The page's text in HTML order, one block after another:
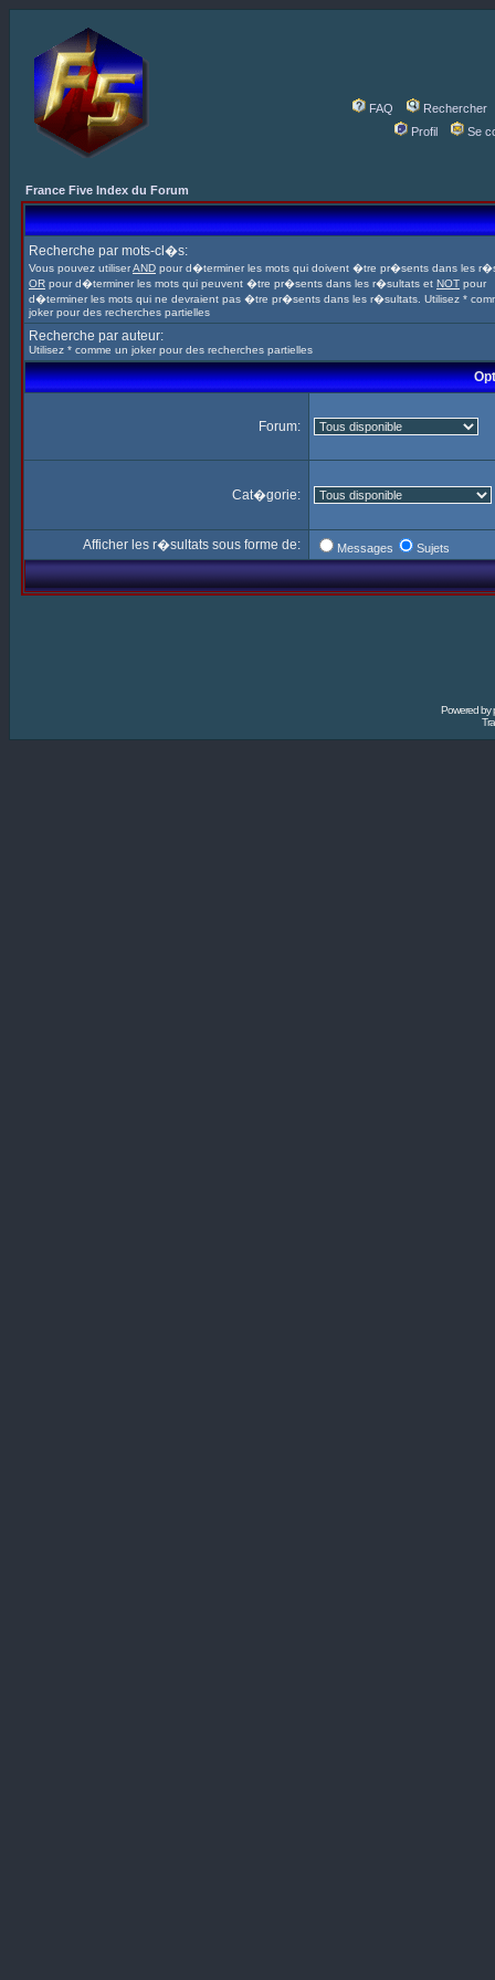
FAQ
Rechercher
Profil
Se
France Five Index du Forum
Recherche par mots-cl�s:
Vous pouvez utiliserAND pour d�terminer les mots qui doivent �tre pr�sents dans les
OR pour d�terminer les mots qui peuvent �tre pr�sents dans les r�sultats et NOT pour
d�terminer les mots qui ne devraient pas �tre pr�sents dans les r�sultats. Utilisez *
joker pour des recherches partielles
Recherche par auteur:
Utilisez * comme un joker pour des recherches partielles
Forum:
Cat�gorie:
Afficher les r�sultats sous forme de: Messages Sujets
Powered by